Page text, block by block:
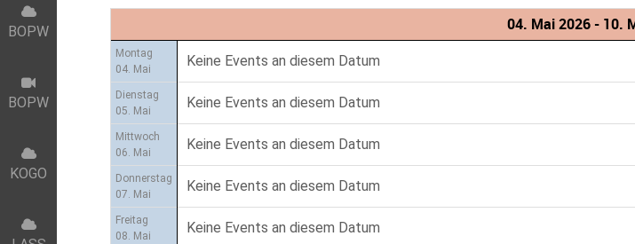
04. Mai 2026 - 10.
Montag
04. Mai
Keine Events an diesem Datum
Dienstag
05. Mai
Keine Events an diesem Datum
Mittwoch
06. Mai
Keine Events an diesem Datum
Donnerstag
07. Mai
Keine Events an diesem Datum
Freitag
08. Mai
Keine Events an diesem Datum
BOPW
BOPW
KOGO